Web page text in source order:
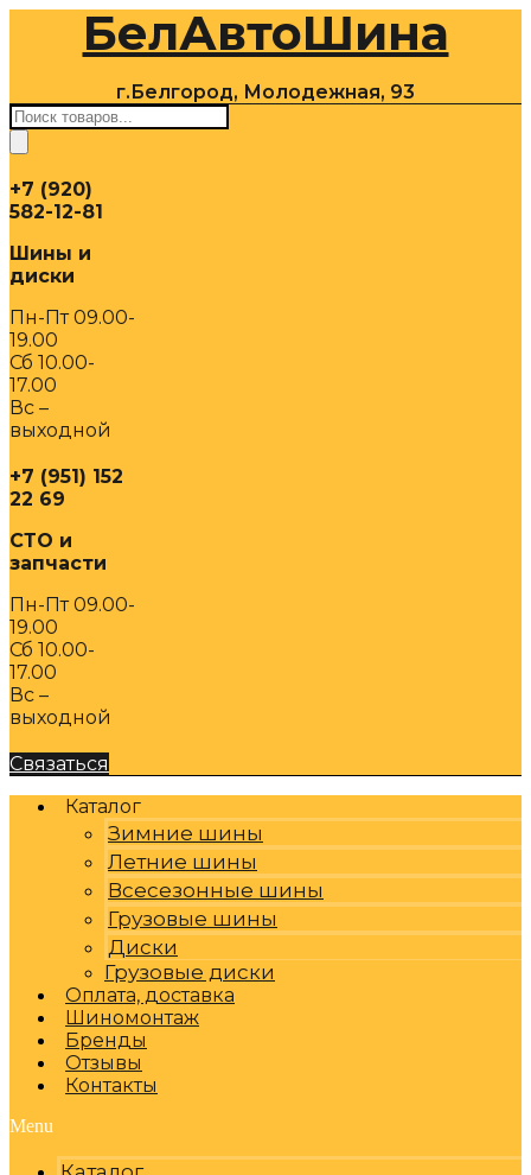
содержимомуБелАвтоШина
г.Белгород, Молодежная, 93
Поиск
товаров
+7 (920)
582-12-81
Шины и
диски
Пн-Пт 09.00-
19.00
Сб 10.00-
17.00
Вс –
выходной
+7 (951) 152
22 69
СТО и
запчасти
Пн-Пт 09.00-
19.00
Сб 10.00-
17.00
Вс –
выходной
Связаться
Каталог
Зимние шины
Летние шины
Всесезонные шины
Грузовые шины
Диски
Грузовые диски
Оплата, доставка
Шиномонтаж
Бренды
Отзывы
Контакты
Menu